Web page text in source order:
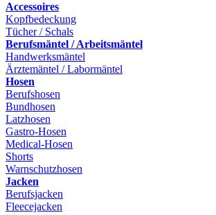
Accessoires
Kopfbedeckung
Tücher / Schals
Berufsmäntel / Arbeitsmäntel
Handwerksmäntel
Ärztemäntel / Labormäntel
Hosen
Berufshosen
Bundhosen
Latzhosen
Gastro-Hosen
Medical-Hosen
Shorts
Warnschutzhosen
Jacken
Berufsjacken
Fleecejacken